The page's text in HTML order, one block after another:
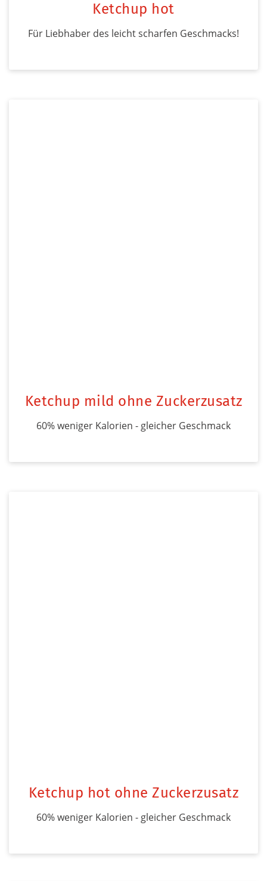
Ketchup hot
Für Liebhaber des leicht scharfen Geschmacks!
Ketchup mild ohne Zuckerzusatz
60% weniger Kalorien - gleicher Geschmack
Ketchup hot ohne Zuckerzusatz
60% weniger Kalorien - gleicher Geschmack